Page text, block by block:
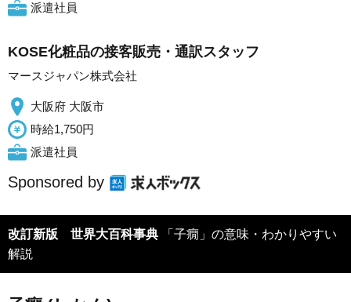
派遣社員
KOSE化粧品の接客販売・通訳スタッフ
マースジャパン株式会社
大阪府 大阪市
時給1,750円
派遣社員
Sponsored by
改訂新版 世界大百科事典
解説